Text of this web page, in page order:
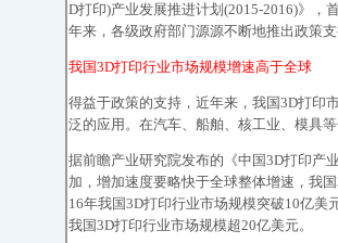
D打印)产业发展推进计划(2015-2016)》，
年来，各级政府部门源源不断地推出政策
我国3D打印行业市场规模增速高于全球
得益于政策的支持，近年来，我国3D打印
泛的应用。在汽车、船舶、核工业、模具
据前瞻产业研究院发布的《中国3D打印产
加，增加速度要略快于全球整体增速，我
16年我国3D打印行业市场规模突破10亿美
我国3D打印行业市场规模超20亿美元。